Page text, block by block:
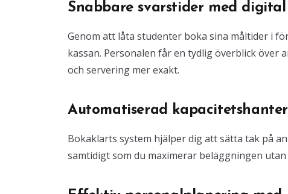
Snabbare svarstider med
Genom att låta studenter boka sina måltider i
kassan. Personalen får en tydlig överblick
och servering mer exakt.
Automatiserad
Bokaklarts system hjälper dig att sätta tak på
samtidigt som du maximerar beläggningen